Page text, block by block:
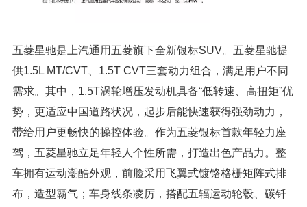
五菱星驰是上汽通用五菱旗下全新银标SUV。五菱星驰提
供1.5L MT/CVT、1.5T CVT三套动力组合，满足用户不同
需求。其中，1.5T涡轮增压发动机具备“低转速、高扭矩”优
势，更适应中国道路状况，起步后能快速获得强劲动力，
带给用户更畅快的操控体验。作为五菱银标首款年轻力座
驾，五菱星驰立足年轻人个性所需，打造出色产品力。整
车拥有运动潮酷外观，前脸采用飞翼式镀铬格栅矩阵式排
布，造型霸气；车身线条凌厉，搭配五辐运动轮毂、碳钎